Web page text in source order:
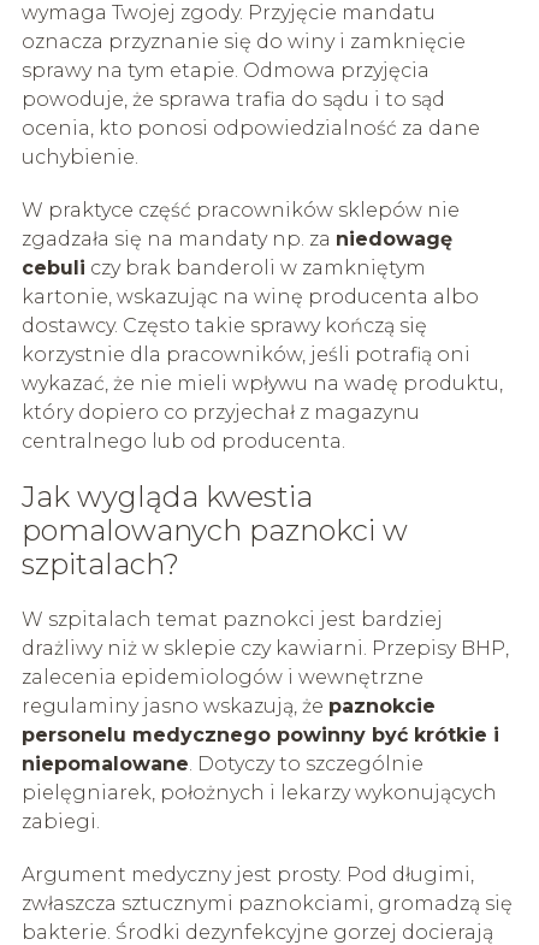
wymaga Twojej zgody. Przyjęcie mandatu
oznacza przyznanie się do winy i zamknięcie
sprawy na tym etapie. Odmowa przyjęcia
powoduje, że sprawa trafia do sądu i to sąd
ocenia, kto ponosi odpowiedzialność za dane
uchybienie.
W praktyce część pracowników sklepów nie
zgadzała się na mandaty np. za niedowagę
cebuli czy brak banderoli w zamkniętym
kartonie, wskazując na winę producenta albo
dostawcy. Często takie sprawy kończą się
korzystnie dla pracowników, jeśli potrafią oni
wykazać, że nie mieli wpływu na wadę produktu,
który dopiero co przyjechał z magazynu
centralnego lub od producenta.
Jak wygląda kwestia
pomalowanych paznokci w
szpitalach?
W szpitalach temat paznokci jest bardziej
drażliwy niż w sklepie czy kawiarni. Przepisy BHP,
zalecenia epidemiologów i wewnętrzne
regulaminy jasno wskazują, że paznokcie
personelu medycznego powinny być krótkie i
niepomalowane. Dotyczy to szczególnie
pielęgniarek, położnych i lekarzy wykonujących
zabiegi.
Argument medyczny jest prosty. Pod długimi,
zwłaszcza sztucznymi paznokciami, gromadzą się
bakterie. Środki dezynfekcyjne gorzej docierają